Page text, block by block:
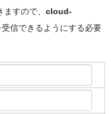
すので、 cloud-
信できるようにする必要